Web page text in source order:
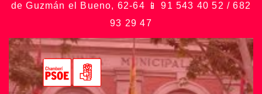
de Guzmán el Bueno, 62-64 📱 91 543 40 52 / 682
93 29 47